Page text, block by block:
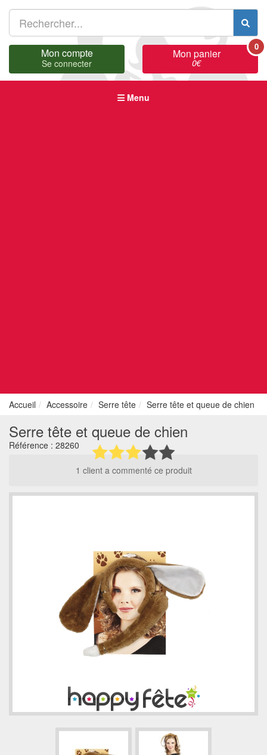
Mon compte
Se connecter
Mon panier
0€
0
Menu
Accueil Accessoire Serre tête Serre tête et queue de chien
Serre tête et queue de chien
Référence : 28260
1 client a commenté ce produit